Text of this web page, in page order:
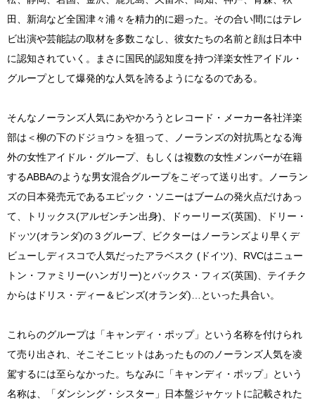
田、新潟など全国津々浦々を精力的に廻った。その合い間にはテレ
ビ出演や芸能誌の取材を多数こなし、彼女たちの名前と顔は日本中
に認知されていく。まさに国民的認知度を持つ洋楽女性アイドル・
グループとして爆発的な人気を誇るようになるのである。
そんなノーランズ人気にあやかろうとレコード・メーカー各社洋楽
部は＜柳の下のドジョウ＞を狙って、ノーランズの対抗馬となる海
外の女性アイドル・グループ、もしくは複数の女性メンバーが在籍
するABBAのような男女混合グループをこぞって送り出す。ノーラン
ズの日本発売元であるエピック・ソニーはブームの発火点だけあっ
て、トリックス(アルゼンチン出身)、ドゥーリーズ(英国)、ドリー・
ドッツ(オランダ)の３グループ、ビクターはノーランズより早くデ
ビューしディスコで人気だったアラベスク (ドイツ)、RVCはニュー
トン・ファミリー(ハンガリー)とバックス・フィズ(英国)、テイチク
からはドリス・ディー＆ピンズ(オランダ)…といった具合い。
これらのグループは「キャンディ・ポップ」という名称を付けられ
て売り出され、そこそこヒットはあったもののノーランズ人気を凌
駕するには至らなかった。ちなみに「キャンディ・ポップ」という
名称は、「ダンシング・シスター」日本盤ジャケットに記載された